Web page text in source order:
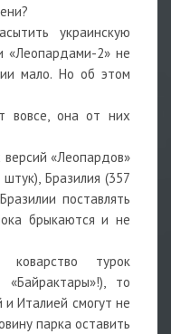
украинскую
«Леопардами-2» не
мало. Но об этом
вовсе, она от них
«Леопардов»
Бразилия (357
поставлять
брыкаются и не
турок
то
и Италией смогут не
парка оставить